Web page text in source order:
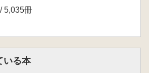
17世紀における朝鮮城郭の発
様相」
良 「倭城と国内城郭一縄張り
5,035冊
いる本